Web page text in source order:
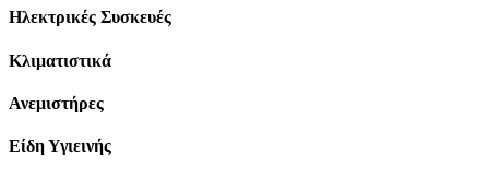
Ηλεκτρικές Συσκευές
Κλιματιστικά
Ανεμιστήρες
Είδη Υγιεινής